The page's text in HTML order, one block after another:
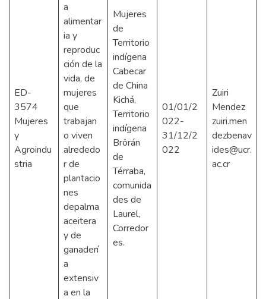
ED-
3574
Mujeres
y
Agroindu
stria
a
alimentar
ia y
reproduc
ción de la
vida, de
mujeres
que
trabajan
o viven
alrededo
r de
plantacio
nes
depalma
aceitera
y de
ganaderí
a
extensiv
a en la
Mujeres
de
Territorio
indígena
Cabecar
de China
Kichá,
Territorio
indígena
Brörán
de
Térraba,
comunida
des de
Laurel,
Corredor
es.
01/01/2
022-
31/12/2
022
Zuiri
Mendez
zuiri.men
dezbenav
ides@ucr.
ac.cr